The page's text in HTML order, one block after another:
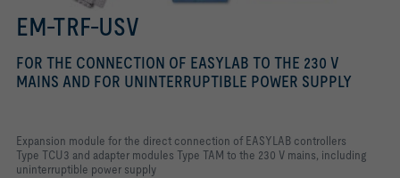
EM-TRF-USV
FOR THE CONNECTION OF EASYLAB TO THE 230 V
MAINS AND FOR UNINTERRUPTIBLE POWER SUPPLY
Expansion module for the direct connection of EASYLAB controllers
Type TCU3 and adapter modules Type TAM to the 230 V mains, including
uninterruptible power supply